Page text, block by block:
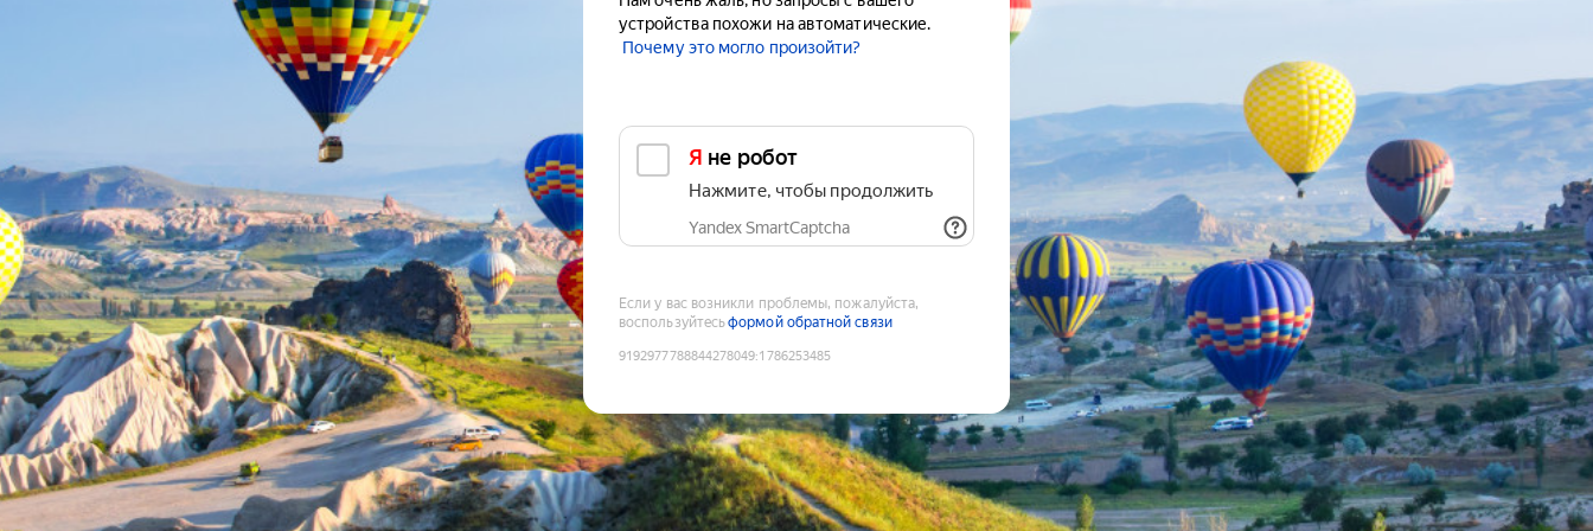
устройства похожи на автоматические.
Почему это могло произойти?
Я не робот
Нажмите, чтобы продолжить
Yandex SmartCaptcha
Если у вас возникли проблемы, пожалуйста,
воспользуйтесьформой обратной связи
9192977788844278049:1786253485